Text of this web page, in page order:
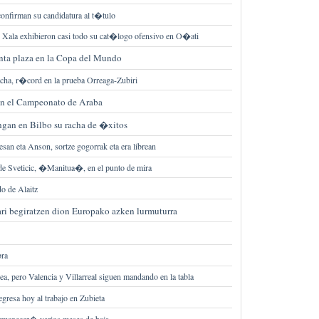
su candidatura al t�tulo
exhibieron casi todo su cat�logo ofensivo en O�ati
plaza en la Copa del Mundo
r�cord en la prueba Orreaga-Zubiri
el Campeonato de Araba
en Bilbo su racha de �xitos
eta Anson, sortze gogorrak eta era librean
Sveticic, �Manitua�, en el punto de mira
de Alaitz
begiratzen dion Europako azken lurmuturra
pero Valencia y Villarreal siguen mandando en la tabla
hoy al trabajo en Zubieta